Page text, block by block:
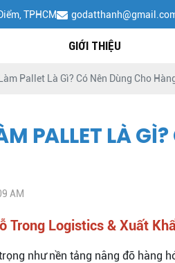
TPHCM
GIỚI THIỆU
Pallet Là Gì? Có Nên Dùng Cho
PALLET LÀ
AM
Trong Logistics & Xuất
như nền tảng nâng đỡ hàng